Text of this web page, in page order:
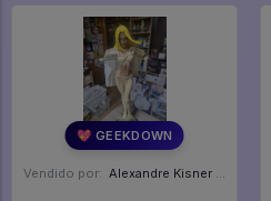
💖 GEEKDOWN
Vendido por: Alexandre Kisner - PR